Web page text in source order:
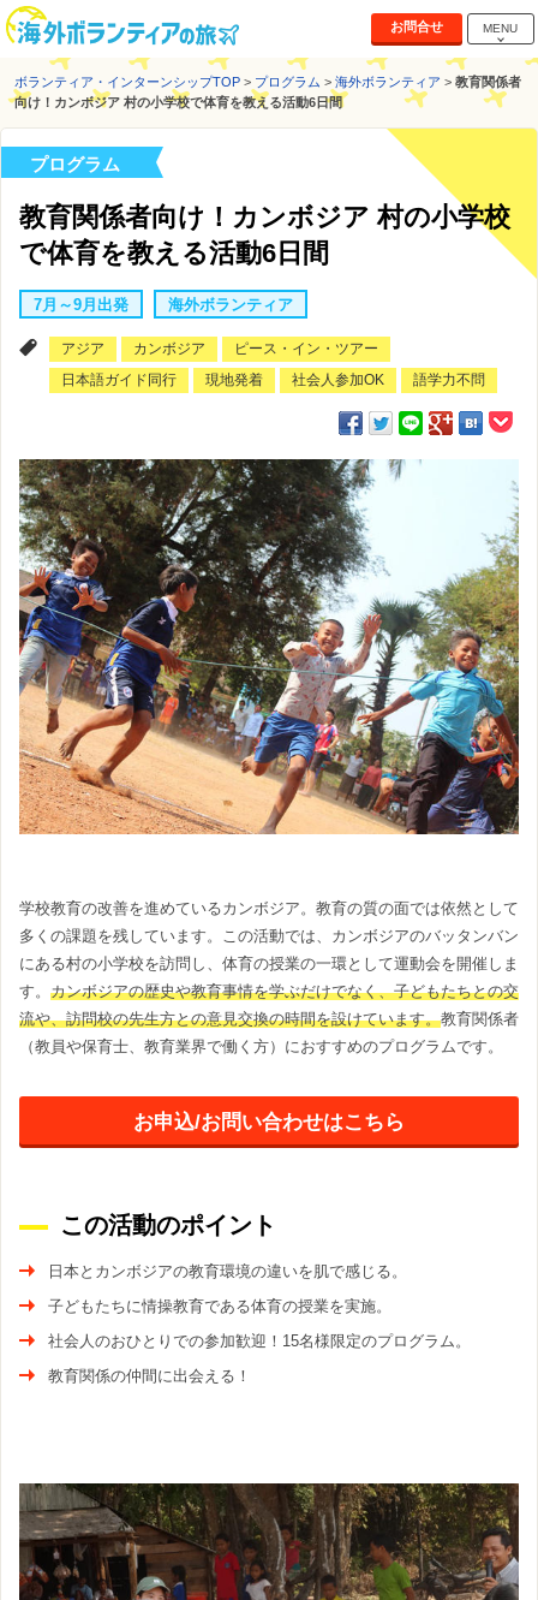
MENU
お問合せ
ボランティア・インターンシップTOP > プログラム > 海外ボランティア > 教育関係者
向け！カンボジア 村の小学校で体育を教える活動6日間
プログラム
教育関係者向け！カンボジア 村の小学校
で体育を教える活動6日間
7月～9月出発 海外ボランティア
アジア カンボジア
ピース・イン・ツアー
日本語ガイド同行
現地発着 社会人参加OK 語学力不問
学校教育の改善を進めているカンボジア。教育の質の面では依然として
多くの課題を残しています。この活動では、カンボジアのバッタンバン
にある村の小学校を訪問し、体育の授業の一環として運動会を開催しま
す。 カンボジアの歴史や教育事情を学ぶだけでなく、子どもたちとの交
流や、訪問校の先生方との意見交換の時間を設けています。教育関係者
（教員や保育士、教育業界で働く方）におすすめのプログラムです。
お申込/お問い合わせはこちら
この活動のポイント
日本とカンボジアの教育環境の違いを肌で感じる。
子どもたちに情操教育である体育の授業を実施。
社会人のおひとりでの参加歓迎！15名様限定のプログラム。
教育関係の仲間に出会える！